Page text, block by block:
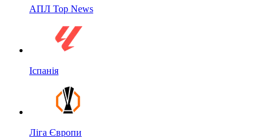
АПЛ Top News
Іспанія
Ліга Європи